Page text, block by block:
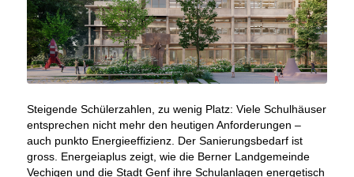
Steigende Schülerzahlen, zu wenig Platz: Viele Schulhäuser
entsprechen nicht mehr den heutigen Anforderungen –
auch punkto Energieeffizienz. Der Sanierungsbedarf ist
gross. Energeiaplus zeigt, wie die Berner Landgemeinde
Vechigen und die Stadt Genf ihre Schulanlagen energetisch